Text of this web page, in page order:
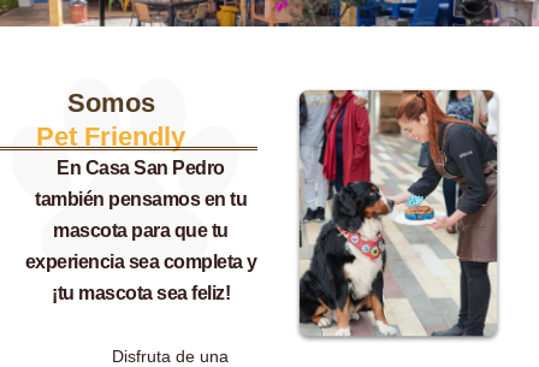
Somos
Pet Friendly
En Casa San Pedro
también pensamos en tu
mascota para que tu
experiencia sea completa y
¡tu mascota sea feliz!
Disfruta de una